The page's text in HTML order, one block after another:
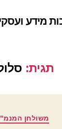
מידע
תגית:
משולחן